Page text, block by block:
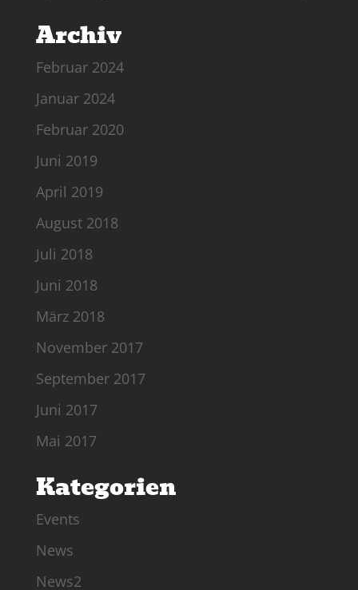
Archiv
Februar 2024
Januar 2024
Februar 2020
Juni 2019
April 2019
August 2018
Juli 2018
Juni 2018
März 2018
November 2017
September 2017
Juni 2017
Mai 2017
Kategorien
Events
News
News2